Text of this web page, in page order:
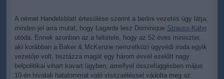
A német Handelsblatt értesülése szerint a berlini vezetés úgy látja,
minden jel arra mutat, hogy Lagarde lesz Dominique Strauss-Kahn
utóda. Ennek azonban az a feltétele, hogy az 52 éves miniszter,
aki korábban a Baker & McKenzie nemzetközi ügyvédi iroda egyik
vezetője volt, tisztázza magát egy három évvel ezelőtt nagy
belpolitikai vihart kavart ügyben, amellyel összefüggésben május
10-én hivatali hatalommal való visszaéléssel vádolta meg az